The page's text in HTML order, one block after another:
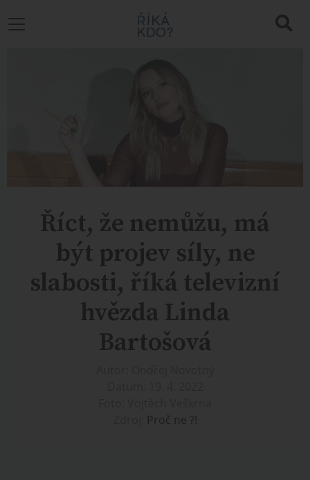
Říct, že nemůžu, má
být projev síly, ne
slabosti, říká televizní
hvězda Linda
Bartošová
Proč ne ?!